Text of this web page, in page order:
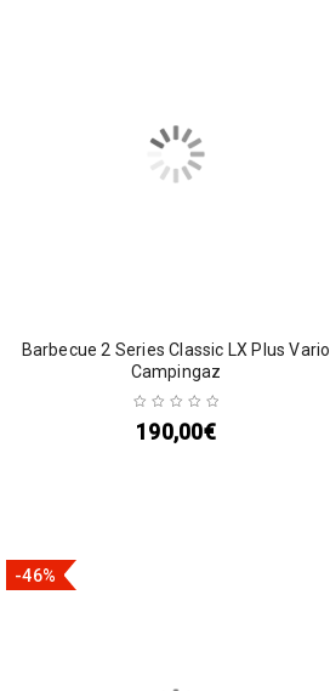
Barbecue 2 Series Classic LX Plus Vario
Campingaz
190,00€
-46%